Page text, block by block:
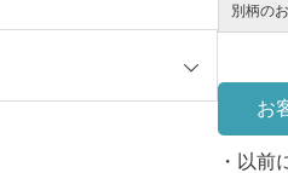
別柄の
お
・以前